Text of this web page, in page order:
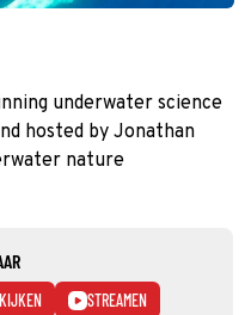
underwater science
hosted by Jonathan
nature
STREAMEN